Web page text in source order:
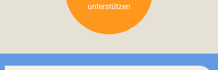
unterstützen